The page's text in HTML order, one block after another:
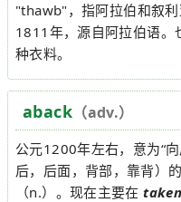
"thawb"，指阿拉伯和叙
1811年，源自阿拉伯语。
种衣料。
aback （adv.）
公元1200年左右，意为“
后，后面，背部，靠背）
（n.）。现在主要在